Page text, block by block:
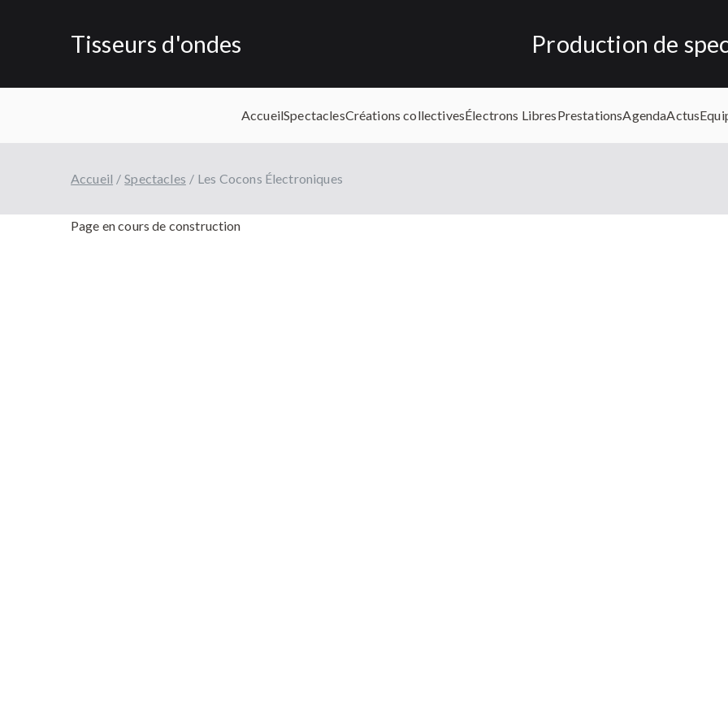
Tisseurs d'ondes Production de
Tisseurs
AccueilSpectaclesCréations collectivesÉlectrons LibresPrestationsAgendaActus
Accueil Spectacles Les Cocons Électroniques
Page en cours de construction